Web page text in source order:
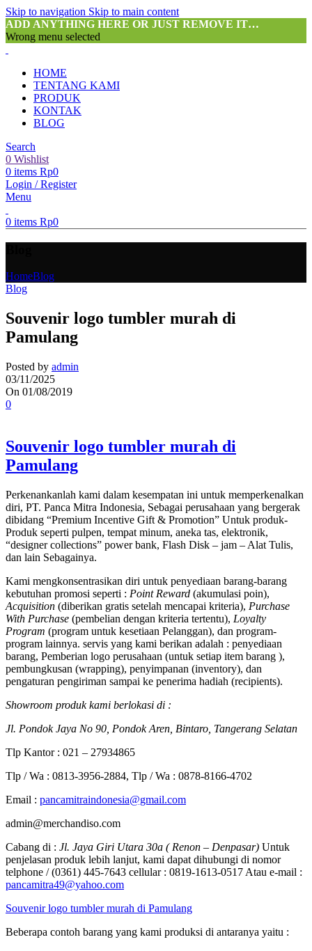
Skip to navigation Skip to main content
ADD ANYTHING HERE OR JUST REMOVE IT…
Wrong menu selected
HOME
TENTANG KAMI
PRODUK
KONTAK
BLOG
Search
0 Wishlist
0 items Rp0
Login / Register
Menu
0 items Rp0
HomeBlog
Blog
Souvenir logo tumbler murah di
Pamulang
Posted by admin
03/11/2025
On 01/08/2019
0
Souvenir logo tumbler murah di
Pamulang
Perkenankanlah kami dalam kesempatan ini untuk memperkenalkan
diri, PT. Panca Mitra Indonesia, Sebagai perusahaan yang bergerak
dibidang “Premium Incentive Gift & Promotion” Untuk produk-
Produk seperti pulpen, tempat minum, aneka tas, elektronik,
“designer collections” power bank, Flash Disk – jam – Alat Tulis,
dan lain Sebagainya.
Kami mengkonsentrasikan diri untuk penyediaan barang-barang
kebutuhan promosi seperti : Point Reward (akumulasi poin),
Acquisition (diberikan gratis setelah mencapai kriteria), Purchase
With Purchase (pembelian dengan kriteria tertentu), Loyalty
Program (program untuk kesetiaan Pelanggan), dan program-
program lainnya. servis yang kami berikan adalah : penyediaan
barang, Pemberian logo perusahaan (untuk setiap item barang ),
pembungkusan (wrapping), penyimpanan (inventory), dan
pengaturan pengiriman sampai ke penerima hadiah (recipients).
Showroom produk kami berlokasi di :
Jl. Pondok Jaya No 90, Pondok Aren, Bintaro, Tangerang Selatan
Tlp Kantor : 021 – 27934865
Tlp / Wa : 0813-3956-2884, Tlp / Wa : 0878-8166-4702
Email : pancamitraindonesia@gmail.com
admin@merchandiso.com
Cabang di : Jl. Jaya Giri Utara 30a ( Renon – Denpasar) Untuk
penjelasan produk lebih lanjut, kami dapat dihubungi di nomor
telphone / (0361) 445-7643 cellular : 0819-1613-0517 Atau e-mail :
pancamitra49@yahoo.com
Souvenir logo tumbler murah di Pamulang
Beberapa contoh barang yang kami produksi di antaranya yaitu :